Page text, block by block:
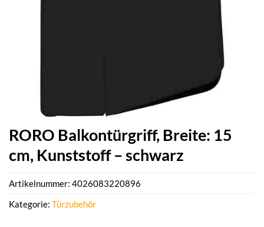
RORO Balkontürgriff, Breite: 15
cm, Kunststoff – schwarz
Artikelnummer: 4026083220896
Kategorie: Türzubehör